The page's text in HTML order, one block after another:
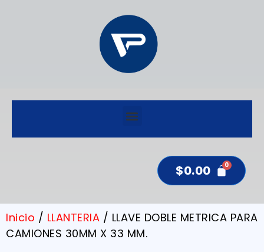
$0.00
Inicio / LLANTERIA / LLAVE DOBLE METRICA PARA
CAMIONES 30MM X 33 MM.